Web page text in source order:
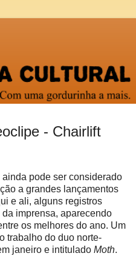
- Chairlift
pode ser considerado
a grandes lançamentos
e ali, alguns registros
imprensa, aparecendo
os melhores do ano. Um
trabalho do duo norte-
janeiro e intitulado Moth.